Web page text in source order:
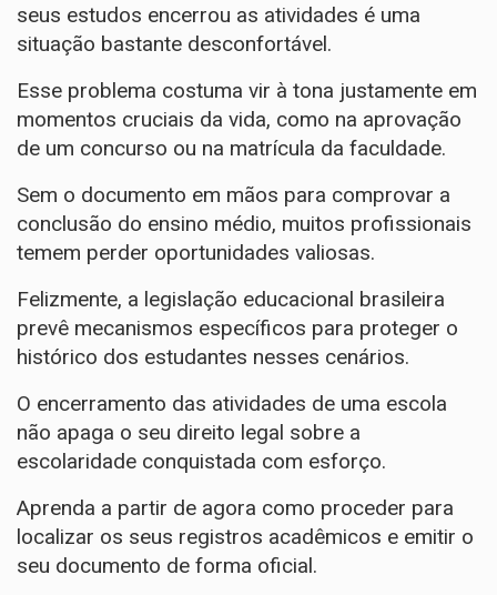
seus estudos encerrou as atividades é uma
situação bastante desconfortável.
Esse problema costuma vir à tona justamente em
momentos cruciais da vida, como na aprovação
de um concurso ou na matrícula da faculdade.
Sem o documento em mãos para comprovar a
conclusão do ensino médio, muitos profissionais
temem perder oportunidades valiosas.
Felizmente, a legislação educacional brasileira
prevê mecanismos específicos para proteger o
histórico dos estudantes nesses cenários.
O encerramento das atividades de uma escola
não apaga o seu direito legal sobre a
escolaridade conquistada com esforço.
Aprenda a partir de agora como proceder para
localizar os seus registros acadêmicos e emitir o
seu documento de forma oficial.